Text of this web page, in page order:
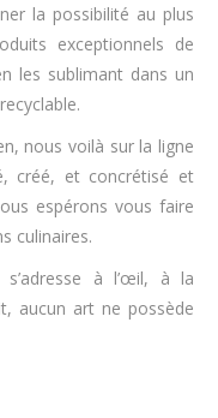
la possibilité au plus
exceptionnels de
les sublimant dans un
nous voilà sur la ligne
créé, et concrétisé et
espérons vous faire
culinaires.
à l’œil, à la
aucun art ne possède